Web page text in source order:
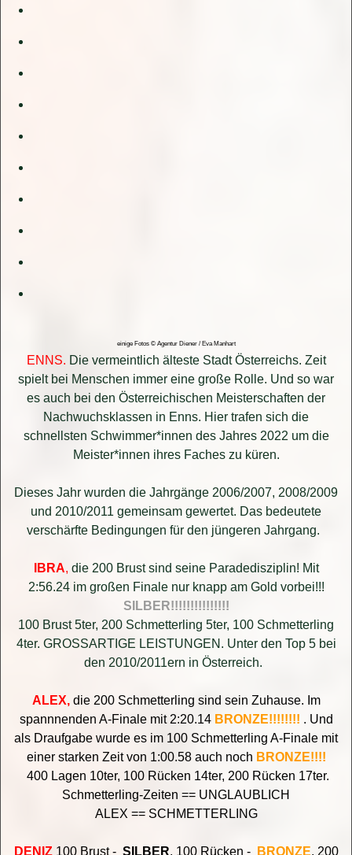
einige Fotos © Agentur Diener / Eva Manhart
ENNS. Die vermeintlich älteste Stadt Österreichs. Zeit
spielt bei Menschen immer eine große Rolle. Und so war
es auch bei den Österreichischen Meisterschaften der
Nachwuchsklassen in Enns. Hier trafen sich die
schnellsten Schwimmer*innen des Jahres 2022 um die
Meister*innen ihres Faches zu küren.
Dieses Jahr wurden die Jahrgänge 2006/2007, 2008/2009
und 2010/2011 gemeinsam gewertet. Das bedeutete
verschärfte Bedingungen für den jüngeren Jahrgang.
IBRA, die 200 Brust sind seine Paradedisziplin! Mit
2:56.24 im großen Finale nur knapp am Gold vorbei!!!
SILBER!!!!!!!!!!!!!!!
100 Brust 5ter, 200 Schmetterling 5ter, 100 Schmetterling
4ter. GROSSARTIGE LEISTUNGEN. Unter den Top 5 bei
den 2010/2011ern in Österreich.
ALEX,die 200 Schmetterling sind sein Zuhause. Im
spannnenden A-Finale mit 2:20.14 BRONZE!!!!!!!! . Und
als Draufgabe wurde es im 100 Schmetterling A-Finale mit
einer starken Zeit von 1:00.58 auch noch BRONZE!!!!
400 Lagen 10ter, 100 Rücken 14ter, 200 Rücken 17ter.
Schmetterling-Zeiten == UNGLAUBLICH
ALEX == SCHMETTERLING
DENIZ 100 Brust - SILBER, 100 Rücken - BRONZE, 200